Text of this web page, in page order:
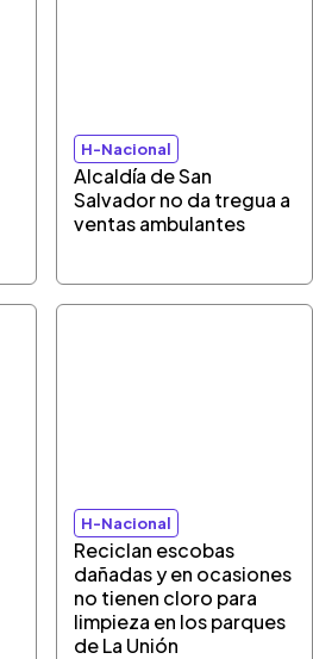
H-Nacional
Alcaldía de San
Salvador no da tregua a
ventas ambulantes
H-Nacional
Reciclan escobas
dañadas y en ocasiones
no tienen cloro para
limpieza en los parques
de La Unión